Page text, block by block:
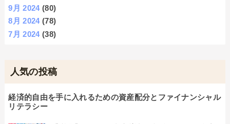
9月 2024(80)
8月 2024(78)
7月 2024(38)
人気の投稿
経済的自由を手に入れるための資産配分とファイナンシャル
リテラシー